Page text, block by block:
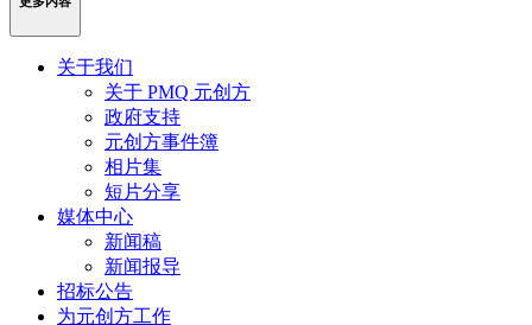
关于我们
关于 PMQ 元创方
政府支持
元创方事件簿
相片集
短片分享
媒体中心
新闻稿
新闻报导
招标公告
为元创方工作